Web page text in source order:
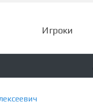
Игроки